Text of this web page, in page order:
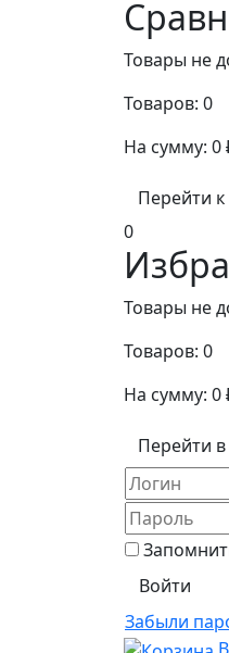
Товары не
Товаров: 0
На сумму: 0
Перейти
0
Товары не
Товаров: 0
На сумму: 0
Перейти
Забыли